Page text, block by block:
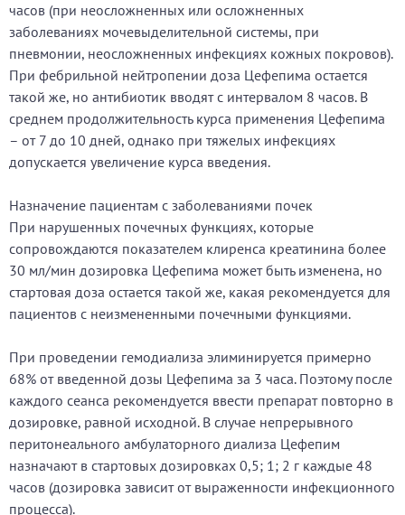
часов (при неосложненных или осложненных
заболеваниях мочевыделительной системы, при
пневмонии, неосложненных инфекциях кожных покровов).
При фебрильной нейтропении доза Цефепима остается
такой же, но антибиотик вводят с интервалом 8 часов. В
среднем продолжительность курса применения Цефепима
– от 7 до 10 дней, однако при тяжелых инфекциях
допускается увеличение курса введения.
Назначение пациентам с заболеваниями почек
При нарушенных почечных функциях, которые
сопровождаются показателем клиренса креатинина более
30 мл/мин дозировка Цефепима может быть изменена, но
стартовая доза остается такой же, какая рекомендуется для
пациентов с неизмененными почечными функциями.
При проведении гемодиализа элиминируется примерно
68% от введенной дозы Цефепима за 3 часа. Поэтому после
каждого сеанса рекомендуется ввести препарат повторно в
дозировке, равной исходной. В случае непрерывного
перитонеального амбулаторного диализа Цефепим
назначают в стартовых дозировках 0,5; 1; 2 г каждые 48
часов (дозировка зависит от выраженности инфекционного
процесса).